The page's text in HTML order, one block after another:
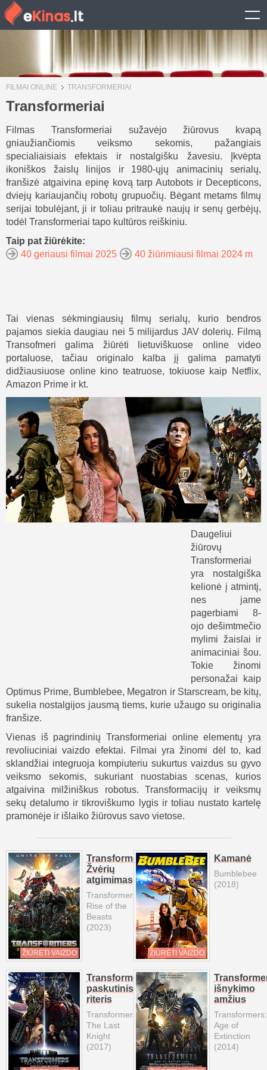
FILMAI ONLINE TRANSFORMERIAI
Transformeriai
Filmas Transformeriai sužavėjo žiūrovus kvapą
gniaužiančiomis veiksmo sekomis, pažangiais
specialiaisiais efektais ir nostalgišku žavesiu. Įkvėpta
ikoniškos žaislų linijos ir 1980-ųjų animacinių serialų,
franšizė atgaivina epinę kovą tarp Autobots ir Decepticons,
dviejų kariaujančių robotų grupuočių. Bėgant metams filmų
serijai tobulėjant, ji ir toliau pritraukė naujų ir senų gerbėjų,
todėl Transformeriai tapo kultūros reiškiniu.
Taip pat žiūrėkite:
40 geriausi filmai 2025
40 žiūrimiausi filmai 2024 m
Tai vienas sėkmingiausių filmų serialų, kurio bendros
pajamos siekia daugiau nei 5 milijardus JAV dolerių. Filmą
Transofmeri galima žiūrėti lietuviškuose online video
portaluose, tačiau originalo kalba jį galima pamatyti
didžiausiuose online kino teatruose, tokiuose kaip Netflix,
Amazon Prime ir kt.
Daugeliui
žiūrovų
Transformeriai
yra nostalgiška
kelionė į atmintį,
nes jame
pagerbiami 8-
ojo dešimtmečio
mylimi žaislai ir
animaciniai šou.
Tokie žinomi
personažai kaip
Optimus Prime, Bumblebee, Megatron ir Starscream, be kitų,
sukelia nostalgijos jausmą tiems, kurie užaugo su originalia
franšize.
Vienas iš pagrindinių Transformeriai online elementų yra
revoliuciniai vaizdo efektai. Filmai yra žinomi dėl to, kad
sklandžiai integruoja kompiuteriu sukurtus vaizdus su gyvo
veiksmo sekomis, sukuriant nuostabias scenas, kurios
atgaivina milžiniškus robotus. Transformacijų ir veiksmų
sekų detalumo ir tikroviškumo lygis ir toliau nustato kartelę
pramonėje ir išlaiko žiūrovus savo vietose.
ŽIŪRĖTI VAIZDO
Transformeriai.
Žvėrių
atgimimas
Transformers:
Rise of the
Beasts
(2023)
ŽIŪRĖTI VAIZDO
Kamanė
Bumblebee
(2018)
Transformeriai:
paskutinis
riteris
Transformers:
The Last
Knight
(2017)
išnykimo
amžius
Transformers:
Age of
Extinction
(2014)